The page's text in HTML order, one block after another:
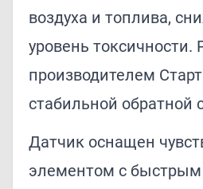
воздуха и топлива,
уровень токсичности.
производителем
стабильной обратной
Датчик оснащен
элементом с быстрым